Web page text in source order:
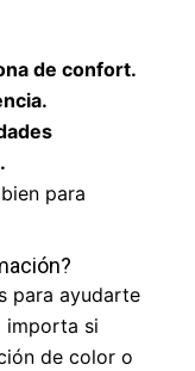
de confort.
para
para ayudarte
importa si
de color o